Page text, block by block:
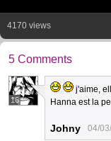
4170 views
5 Comments
16
j'aime,
Hanna est la
Johny 04/